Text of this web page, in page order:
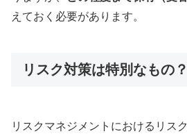
えておく必要があります。
リスク対策は特別なもの？
リスクマネジメントにおけるリス